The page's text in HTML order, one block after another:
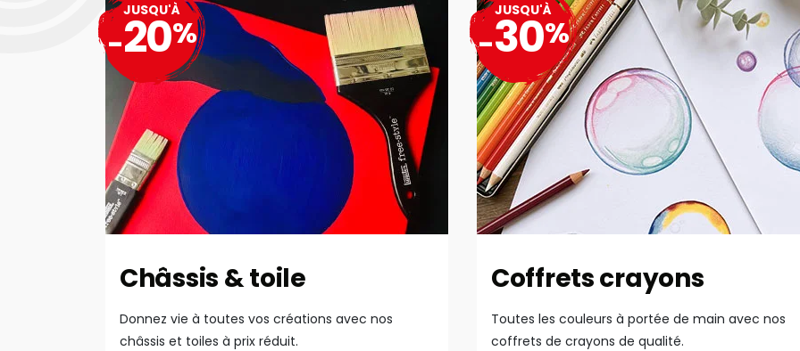
Châssis & toile
Donnez vie à toutes vos créations avec nos
châssis et toiles à prix réduit.
JUSQU'À
-20%
Coffrets crayons
Toutes les couleurs à portée de main avec nos
coffrets de crayons de qualité.
JUSQU'À
-30%